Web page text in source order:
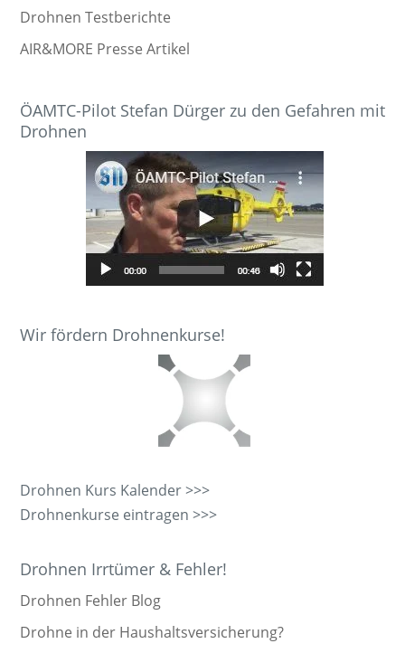
Drohnen Testberichte
AIR&MORE Presse Artikel
ÖAMTC-Pilot Stefan Dürger zu den Gefahren mit
Drohnen
Wir fördern Drohnenkurse!
Drohnen Kurs Kalender >>>
Drohnenkurse eintragen >>>
Drohnen Irrtümer & Fehler!
Drohnen Fehler Blog
Drohne in der Haushaltsversicherung?